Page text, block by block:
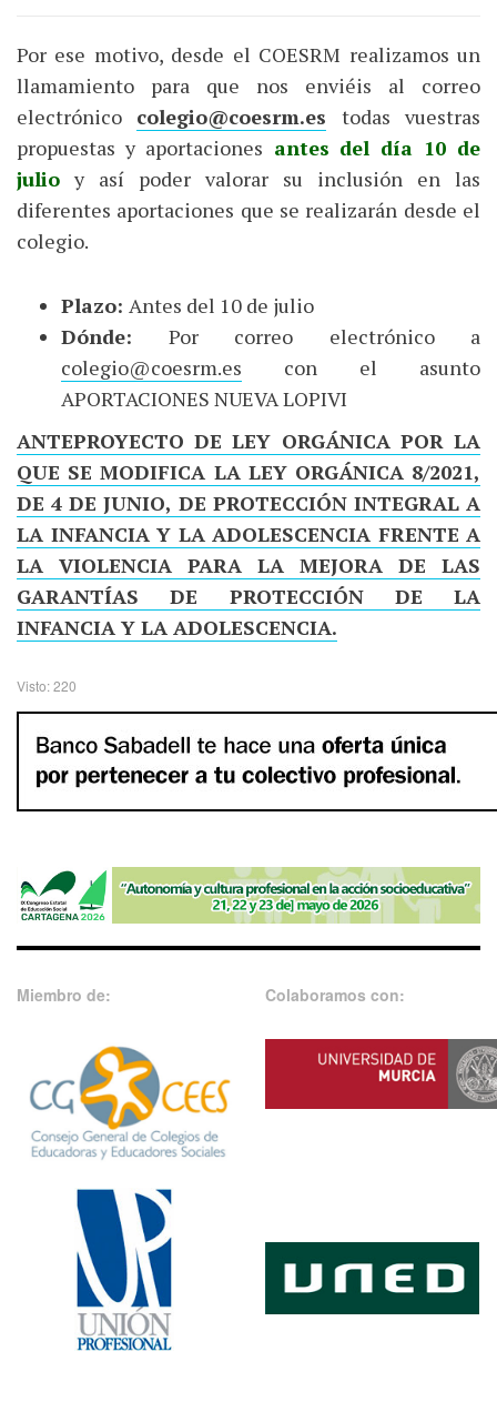
Por ese motivo, desde el COESRM realizamos un
llamamiento para que nos enviéis al correo
electrónico colegio@coesrm.es todas vuestras
propuestas y aportaciones antes del día 10 de
julio y así poder valorar su inclusión en las
diferentes aportaciones que se realizarán desde el
colegio.
Plazo: Antes del 10 de julio
Dónde: Por correo electrónico a
colegio@coesrm.es con el asunto
APORTACIONES NUEVA LOPIVI
ANTEPROYECTO DE LEY ORGÁNICA POR LA
QUE SE MODIFICA LA LEY ORGÁNICA 8/2021,
DE 4 DE JUNIO, DE PROTECCIÓN INTEGRAL A
LA INFANCIA Y LA ADOLESCENCIA FRENTE A
LA VIOLENCIA PARA LA MEJORA DE LAS
GARANTÍAS DE PROTECCIÓN DE LA
INFANCIA Y LA ADOLESCENCIA.
Visto: 220
Miembro de: Colaboramos con: